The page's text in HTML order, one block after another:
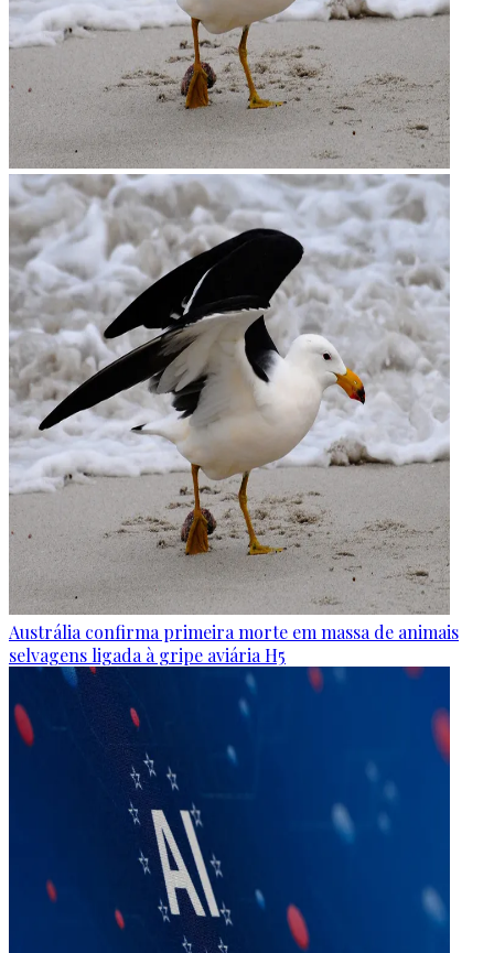
Austrália confirma primeira morte em massa de animais
selvagens ligada à gripe aviária H5